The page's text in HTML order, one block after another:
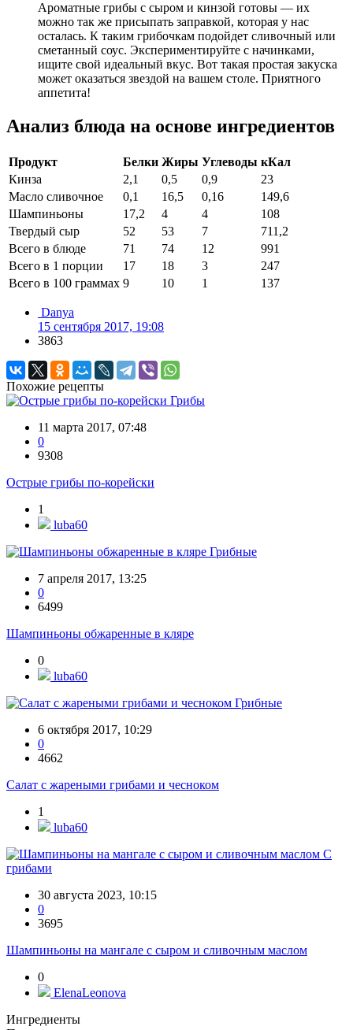
Ароматные грибы с сыром и кинзой готовы — их
можно так же присыпать заправкой, которая у нас
осталась. К таким грибочкам подойдет сливочный или
сметанный соус. Экспериментируйте с начинками,
ищите свой идеальный вкус. Вот такая простая закуска
может оказаться звездой на вашем столе. Приятного
аппетита!
Анализ блюда на основе ингредиентов
Продукт Белки Жиры Углеводы кКал
Кинза
2,1 0,5 0,9
23
Масло сливочное
0,1 16,5 0,16
149,6
Шампиньоны
17,2 4 4
108
Твердый сыр
52 53 7
711,2
Всего в блюде
71 74 12
991
Всего в 1 порции
17 18 3
247
Всего в 100 граммах 9 10 1 137
Danya
15 сентября 2017, 19:08
3863
Похожие рецепты
Грибы
11 марта 2017, 07:48
0
9308
Острые грибы по-корейски
1
luba60
Грибные
7 апреля 2017, 13:25
0
6499
Шампиньоны обжаренные в кляре
0
luba60
Грибные
6 октября 2017, 10:29
0
4662
Салат с жареными грибами и чесноком
1
luba60
С
грибами
30 августа 2023, 10:15
0
3695
Шампиньоны на мангале с сыром и сливочным маслом
0
ElenaLeonova
Ингредиенты